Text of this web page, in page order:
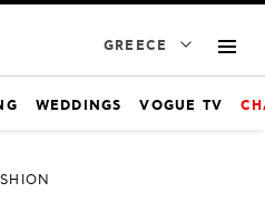
GREECE
WEDDINGS VOGUE TV